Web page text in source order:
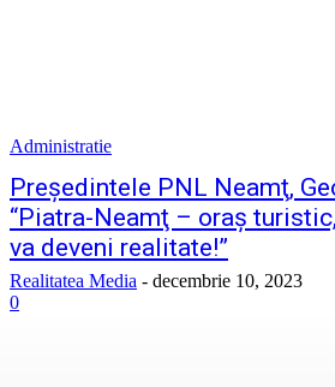
Administratie
Preşedintele PNL Neamţ,
“Piatra-Neamţ – oraş
va deveni realitate!”
Realitatea Media - decembrie 10, 2023
0